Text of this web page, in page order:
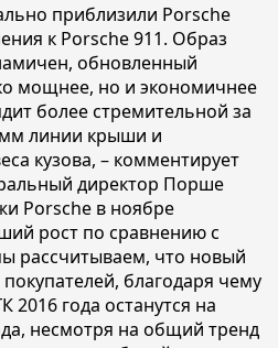
приблизили Porsche
к Porsche 911. Образ
обновленный
мощнее, но и экономичнее
более стремительной за
линии крыши и
кузова, – комментирует
директор Порше
Porsche в ноябре
рост по сравнению с
рассчитываем, что новый
благодаря чему
2016 года останутся на
несмотря на общий тренд